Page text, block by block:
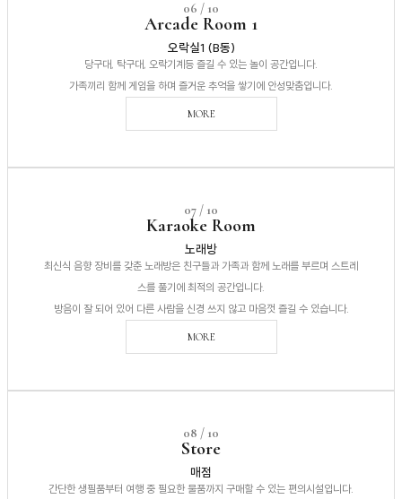
06 / 10
Arcade Room 1
오락실1 (B동)
당구대, 탁구대, 오락기계등 즐길 수 있는 놀이 공간입니다.
가족끼리 함께 게임을 하며 즐거운 추억을 쌓기에 안성맞춤입니다.
MORE
07 / 10
Karaoke Room
노래방
최신식 음향 장비를 갖춘 노래방은 친구들과 가족과 함께 노래를 부르며 스트레
스를 풀기에 최적의 공간입니다.
방음이 잘 되어 있어 다른 사람을 신경 쓰지 않고 마음껏 즐길 수 있습니다.
MORE
08 / 10
Store
매점
간단한 생필품부터 여행 중 필요한 물품까지 구매할 수 있는 편의시설입니다.